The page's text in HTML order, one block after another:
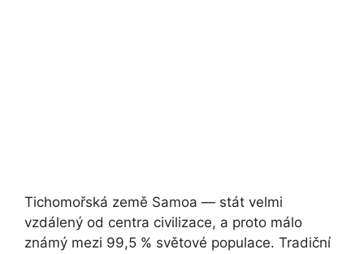
Tichomořská země Samoa — stát velmi
vzdálený od centra civilizace, a proto málo
známý mezi 99,5 % světové populace. Tradiční